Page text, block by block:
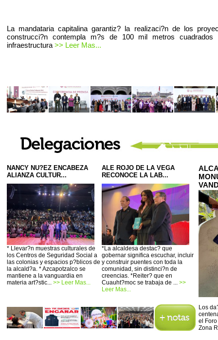
La mandataria capitalina garantiz? la realizaci?n de los
construcci?n contempla m?s de 100 mil metros cuadrados
infraestructura >> Leer Mas...
NANCY NU?EZ ENCABEZA
ALIANZA CULTUR...
* Llevar?n muestras culturales de
los Centros de Seguridad Social a
las colonias y espacios p?blicos de
la alcald?a. * Azcapotzalco se
mantiene a la vanguardia en
materia art?stic... >> Leer Mas...
ALE ROJO DE LA VEGA
RECONOCE LA LAB...
*La alcaldesa destac? que
gobernar significa escuchar, incluir
y construir puentes con toda la
comunidad, sin distinci?n de
creencias. *Reiter? que en
Cuauht?moc se trabaja de ... >>
Leer Mas...
Los
el
Zona